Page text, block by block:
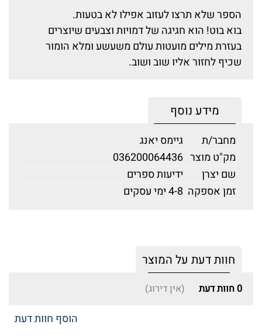
הספר שלא תרצו לעזוב אפילו לא בטעות.
בוא בוט! הוא חגיגה של דמויות וצבעים שיוצרים
בעזרת מילים מועטות עולם משעשע ומלא הומור
שכיף לחזור אליו שוב ושוב.
מידע נוסף
מחבר/ת
גיימס יאנג
מק"ט מוצר 036200064436
שם יצרן
ידיעות ספרים
זמן אספקה 4-8 ימי עסקים
חוות דעת על המוצר
0 חוות דעת (אין דירוג)
הוסף חוות דעת